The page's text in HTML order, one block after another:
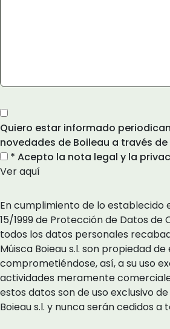
Quiero estar informado
novedades de Boileau a través
* Acepto la nota legal y la
Ver aquí
En cumplimiento de lo establecido
15/1999 de Protección de Datos de
todos los datos personales
Múisca Boieau s.l. son propiedad de
comprometiéndose, así, a su uso
actividades meramente
estos datos son de uso exclusivo
Boieau s.l. y nunca serán cedidos a